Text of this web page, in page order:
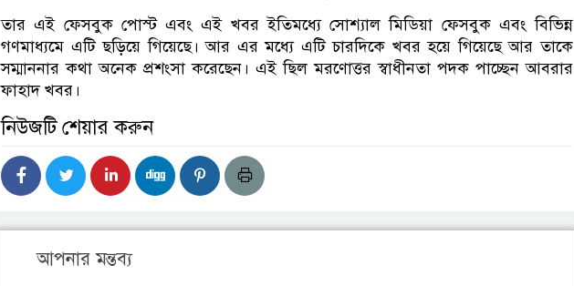
তার এই ফেসবুক পোস্ট এবং এই খবর ইতিমধ্যে সোশ্যাল মিডিয়া ফেসবুক এবং বিভিন্ন
গণমাধ্যমে এটি ছড়িয়ে গিয়েছে। আর এর মধ্যে এটি চারদিকে খবর হয়ে গিয়েছে আর তাকে
সম্মাননার কথা অনেক প্রশংসা করেছেন। এই ছিল ‌মরণোত্তর স্বাধীনতা পদক পাচ্ছেন আবরার
ফাহাদ খবর।
নিউজটি শেয়ার করুন
আপনার মন্তব্য